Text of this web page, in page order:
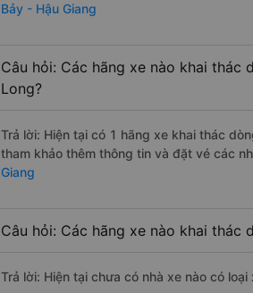
Bảy - Hậu Giang
Câu hỏi: Các hãng xe nào khai
Long?
Trả lời: Hiện tại có 1 hãng xe khai thác
tham khảo thêm thông tin và đặt vé các
Giang
Câu hỏi: Các hãng xe nào khai thác
Trả lời: Hiện tại chưa có nhà xe nào có